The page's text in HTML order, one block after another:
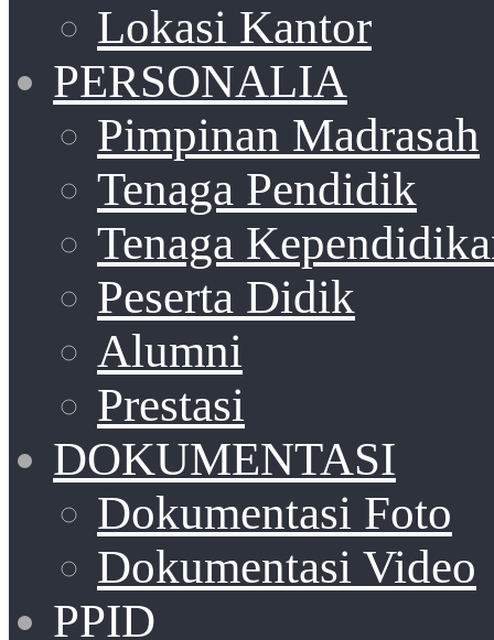
Lokasi Kantor
PERSONALIA
Pimpinan Madrasah
Tenaga Pendidik
Tenaga
Peserta Didik
Alumni
Prestasi
DOKUMENTASI
Dokumentasi Foto
Dokumentasi Video
PPID